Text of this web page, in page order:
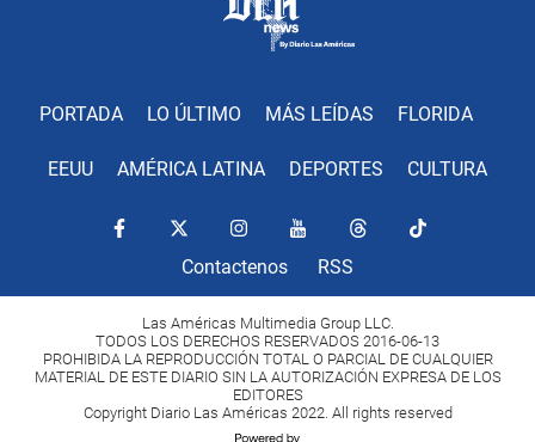
PORTADA LO ÚLTIMO MÁS LEÍDAS FLORIDA
EEUU AMÉRICA LATINA DEPORTES CULTURA
Contactenos RSS
Las Américas Multimedia Group LLC.
TODOS LOS DERECHOS RESERVADOS 2016-06-13
PROHIBIDA LA REPRODUCCIÓN TOTAL O PARCIAL DE CUALQUIER
MATERIAL DE ESTE DIARIO SIN LA AUTORIZACIÓN EXPRESA DE LOS
EDITORES
Copyright Diario Las Américas 2022. All rights reserved